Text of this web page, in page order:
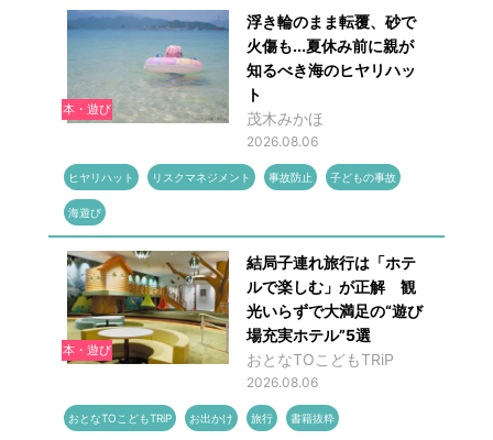
本・遊び
浮き輪のまま転覆、砂で
火傷も...夏休み前に親が
知るべき海のヒヤリハッ
ト
茂木みかほ
2026.08.06
ヒヤリハット リスクマネジメント 事故防止 子どもの事故
海遊び
本・遊び
結局子連れ旅行は「ホテ
ルで楽しむ」が正解 観
光いらずで大満足の“遊び
場充実ホテル”5選
おとなTOこどもTRiP
2026.08.06
おとなTOこどもTRiP お出かけ 旅行 書籍抜粋